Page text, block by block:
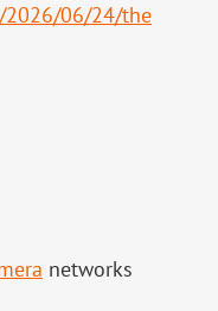
2026/06/24/the
networks